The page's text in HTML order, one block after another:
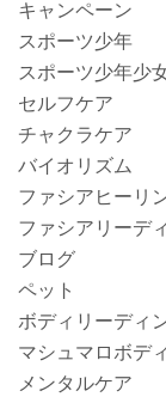
キャンペーン
スポーツ少年
スポーツ少年少
セルフケア
チャクラケア
バイオリズム
ファシアヒーリ
ファシアリーデ
ブログ
ペット
ボディリーディ
マシュマロボディ
メンタルケア